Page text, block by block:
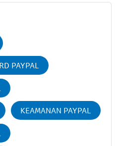
PAYPAL
KEAMANAN PAYPAL